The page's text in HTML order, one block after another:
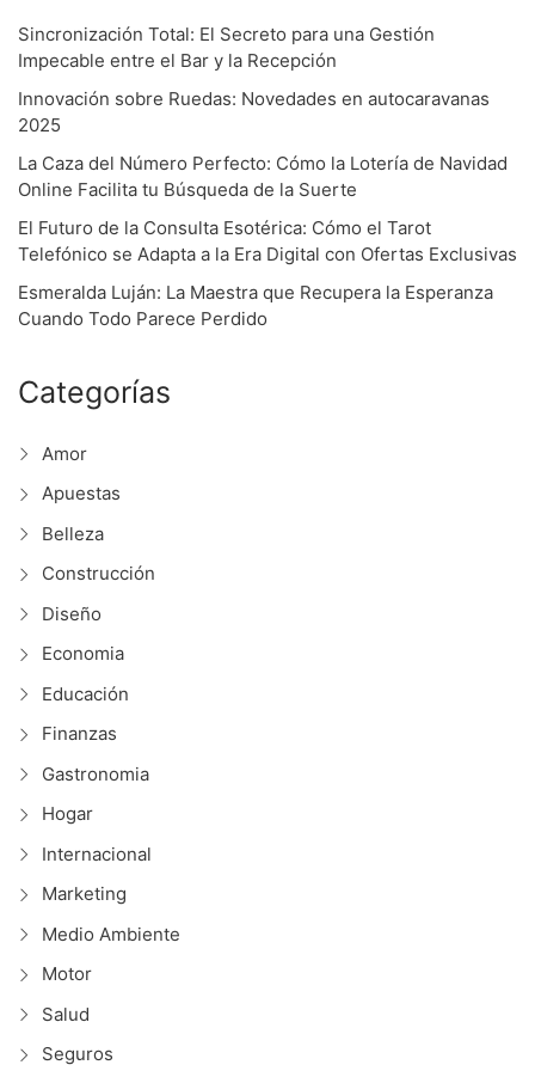
Sincronización Total: El Secreto para una Gestión
Impecable entre el Bar y la Recepción
Innovación sobre Ruedas: Novedades en autocaravanas
2025
La Caza del Número Perfecto: Cómo la Lotería de Navidad
Online Facilita tu Búsqueda de la Suerte
El Futuro de la Consulta Esotérica: Cómo el Tarot
Telefónico se Adapta a la Era Digital con Ofertas Exclusivas
Esmeralda Luján: La Maestra que Recupera la Esperanza
Cuando Todo Parece Perdido
Categorías
Amor
Apuestas
Belleza
Construcción
Diseño
Economia
Educación
Finanzas
Gastronomia
Hogar
Internacional
Marketing
Medio Ambiente
Motor
Salud
Seguros